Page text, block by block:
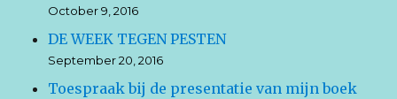
October 9, 2016
DE WEEK TEGEN PESTEN
September 20, 2016
Toespraak bij de presentatie van mijn boek